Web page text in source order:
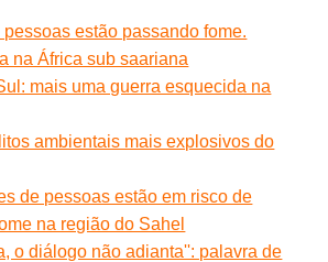
pessoas estão passando fome.
na África sub saariana
mais uma guerra esquecida na
ambientais mais explosivos do
de pessoas estão em risco de
na região do Sahel
o diálogo não adianta'': palavra de